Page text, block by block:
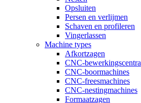
Opsluiten
Persen en verlijmen
Schaven en profileren
Vingerlassen
Machine types
Afkortzagen
CNC-bewerkingscentra
CNC-boormachines
CNC-freesmachines
CNC-nestingmachines
Formaatzagen